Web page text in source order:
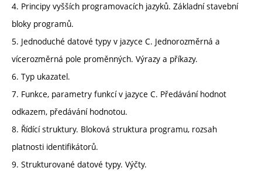
4. Principy vyšších programovacích jazyků. Základní stavební
bloky programů.
5. Jednoduché datové typy v jazyce C. Jednorozměrná a
vícerozměrná pole proměnných. Výrazy a příkazy.
6. Typ ukazatel.
7. Funkce, parametry funkcí v jazyce C. Předávání hodnot
odkazem, předávání hodnotou.
8. Řídící struktury. Bloková struktura programu, rozsah
platnosti identifikátorů.
9. Strukturované datové typy. Výčty.